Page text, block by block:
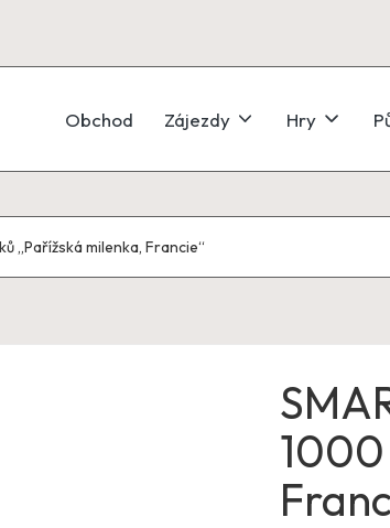
Obchod Zájezdy Hry
„Pařížská milenka, Francie“
1000